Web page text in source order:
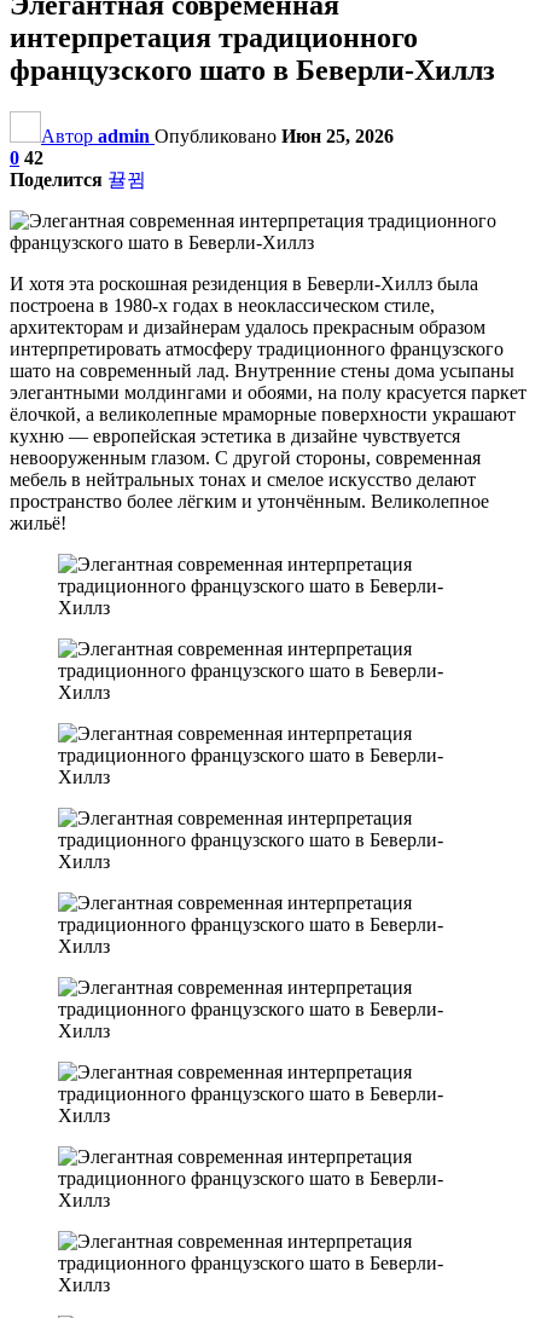
интерпретация традиционного
французского шато в Беверли-Хиллз
Автор admin Опубликовано Июн 25, 2026
0 42
Поделится
И хотя эта роскошная резиденция в Беверли-Хиллз была
построена в 1980-х годах в неоклассическом стиле,
архитекторам и дизайнерам удалось прекрасным образом
интерпретировать атмосферу традиционного французского
шато на современный лад. Внутренние стены дома усыпаны
элегантными молдингами и обоями, на полу красуется паркет
ёлочкой, а великолепные мраморные поверхности украшают
кухню — европейская эстетика в дизайне чувствуется
невооруженным глазом. С другой стороны, современная
мебель в нейтральных тонах и смелое искусство делают
пространство более лёгким и утончённым. Великолепное
жильё!